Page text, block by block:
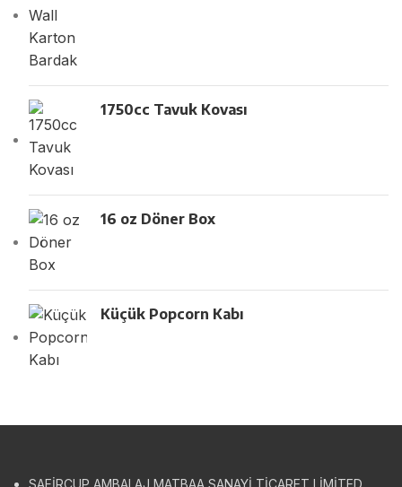
1750cc Tavuk Kovası
16 oz Döner Box
Küçük Popcorn Kabı
SAFİRCUP AMBALAJ MATBAA SANAYİ TİCARET LİMİTED